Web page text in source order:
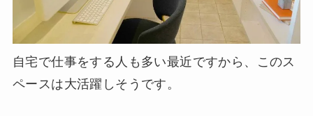
自宅で仕事をする人も多い最近ですから、このス
ペースは大活躍しそうです。